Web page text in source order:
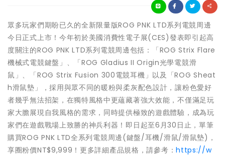
眾多玩家們期盼已久的全新限量版ROG PNK LTD系列電競周邊
今日正式上市！今年初於美國消費性電子展(CES)發表即引起高
度關注的ROG PNK LTD系列電競周邊包括：「ROG Strix Flare
機械式電競鍵盤」、「ROG Gladius II Origin光學電競滑
鼠」、「ROG Strix Fusion 300電競耳機」以及「ROG Sheat
h滑鼠墊」，採用與眾不同的暖粉與柔灰配色設計，讓粉色愛好
者幾乎無法招架，在獨特風格中更蘊藏著強大效能，不僅滿足玩
家大膽展現自我風格的需求，同時提供極致的遊戲體驗，成為玩
家們在遊戲戰場上致勝的神兵利器！即日起至6月30日止，單筆
購買ROG PNK LTD全系列電競周邊(鍵盤/耳機/滑鼠/滑鼠墊)，
享圈粉價NT$9,999！更多詳細產品規格，請參考：https://w